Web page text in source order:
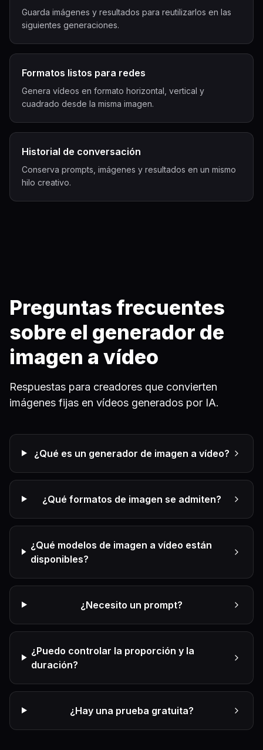
Guarda imágenes y resultados para reutilizarlos en las
siguientes generaciones.
Formatos listos para redes
Genera vídeos en formato horizontal, vertical y
cuadrado desde la misma imagen.
Historial de conversación
Conserva prompts, imágenes y resultados en un mismo
hilo creativo.
Preguntas frecuentes
sobre el generador de
imagen a vídeo
Respuestas para creadores que convierten
imágenes fijas en vídeos generados por IA.
¿Qué es un generador de imagen a vídeo?
¿Qué formatos de imagen se admiten?
¿Qué modelos de imagen a vídeo están
disponibles?
¿Necesito un prompt?
¿Puedo controlar la proporción y la
duración?
¿Hay una prueba gratuita?